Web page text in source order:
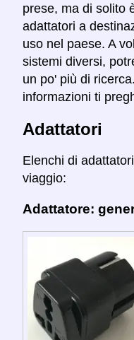
prese, ma di solito
adattatori a
uso nel paese. A
sistemi diversi,
un po' più di
informazioni ti
Adattatori
Elenchi di
viaggio:
Adattatore: